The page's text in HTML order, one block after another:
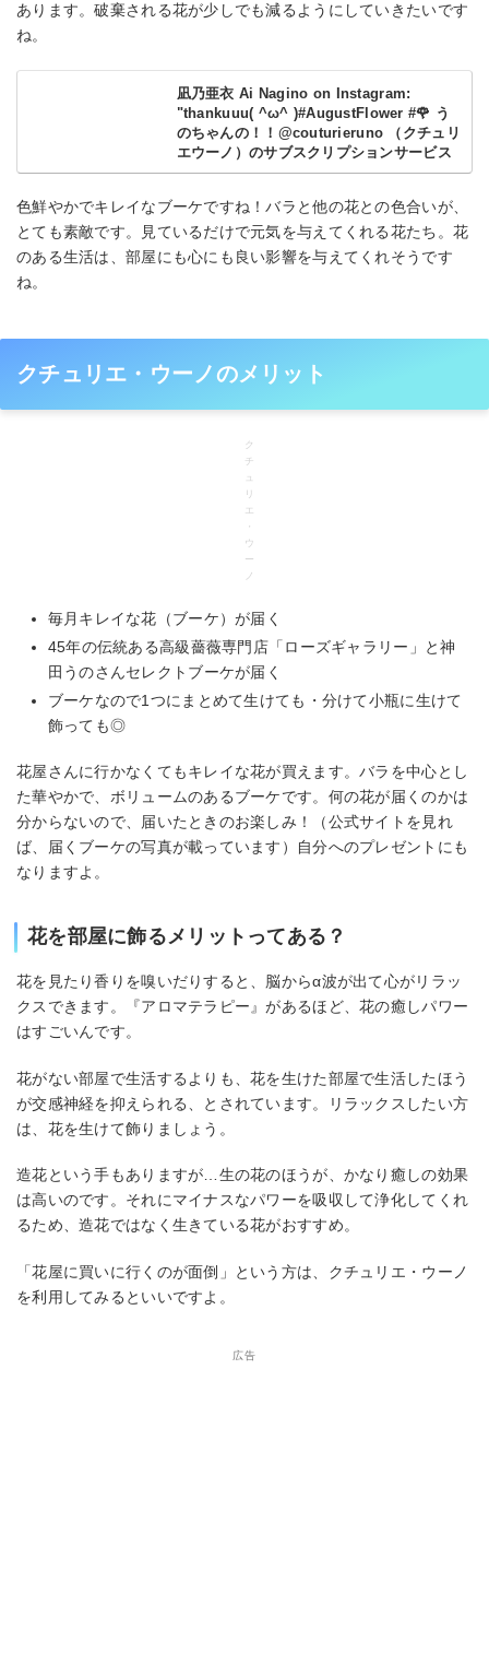
あります。破棄される花が少しでも減るようにしていきたいです
ね。
凪乃亜衣 Ai Nagino on Instagram‎:
"thankuuu( ^ω^ )#AugustFlower #🌹 う
のちゃんの！！@couturieruno （クチュリ
エウーノ）のサブスクリプションサービス
「 #バラの定期便 」は厳選したボリューム
的に届いてきてくれます♪ 8月はとっても情
熱的な真っ赤なブーケでした！！＼(^o^)／
来月の、9月のお花も！！色も大好きすぎる
ので楽しみすぎます😆✨ バラをメインとし
お花、好きな音楽を聴きながら、靴やバッ
グ、家具など好きなものもディスプレイ！
1人のお家時間が好きすぎる私！ 電車乗っ
花からウキウキパワーをいただきまし
て！！✨ 誰から何言われようとw これから
も好きなこと！お仕事も！頑張りたいと思
ブーケは ♪ @unokandaofficial 神田うのち
ゃんの インスタトップ画面プロフィール欄
#couturieruno #クチュリエウーノ #花のあ
る暮らし #花のある生活 #フラワーギフト#
神田うの ちゃん #unokanda 家庭を大切に
されて✨事業も長年✨素敵過ぎ憧れ女性🥰
私もこれから頑張ります！ 💙NTTデータ様
TVCM 5本目🌾CM 放送開始 感謝です🙇‍♀️ #
皆様応援出来る人間目指し中 #凪乃亜衣
#naginoai #薙野亜衣 #バラ #薔薇 #花好き
#花が好きな人と繋がりたい
#christianlouboutin #靴が好きな人と繋が
りたい #あい先生 #NTTdata #しあわせもの
色鮮やかでキレイなブーケですね！バラと他の花との色合いが、
とても素敵です。見ているだけで元気を与えてくれる花たち。花
のある生活は、部屋にも心にも良い影響を与えてくれそうです
ね。
クチュリエ・ウーノのメリット
ク
チ
ュ
リ
エ
・
ウ
ー
ノ
毎月キレイな花（ブーケ）が届く
45年の伝統ある高級薔薇専門店「ローズギャラリー」と神
田うのさんセレクトブーケが届く
ブーケなので1つにまとめて生けても・分けて小瓶に生けて
飾っても◎
花屋さんに行かなくてもキレイな花が買えます。バラを中心とし
た華やかで、ボリュームのあるブーケです。何の花が届くのかは
分からないので、届いたときのお楽しみ！（公式サイトを見れ
ば、届くブーケの写真が載っています）自分へのプレゼントにも
なりますよ。
花を部屋に飾るメリットってある？
花を見たり香りを嗅いだりすると、脳からα波が出て心がリラッ
クスできます。『アロマテラピー』があるほど、花の癒しパワー
はすごいんです。
花がない部屋で生活するよりも、花を生けた部屋で生活したほう
が交感神経を抑えられる、とされています。リラックスしたい方
は、花を生けて飾りましょう。
造花という手もありますが…生の花のほうが、かなり癒しの効果
は高いのです。それにマイナスなパワーを吸収して浄化してくれ
るため、造花ではなく生きている花がおすすめ。
「花屋に買いに行くのが面倒」という方は、クチュリエ・ウーノ
を利用してみるといいですよ。
広告